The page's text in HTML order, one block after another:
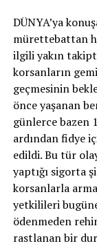
DÜNYA’ya
mürettebattan
ilgili yakın
korsanların
geçmesinin
önce yaşanan
günlerce bazen
ardından fidye
edildi. Bu tür
yaptığı sigorta
korsanlarla
yetkilileri
ödenmeden
rastlanan bir